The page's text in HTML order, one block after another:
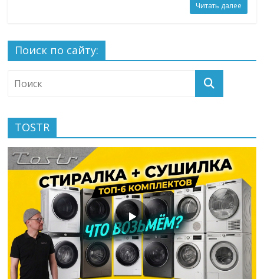
Читать далее
Поиск по сайту:
TOSTR